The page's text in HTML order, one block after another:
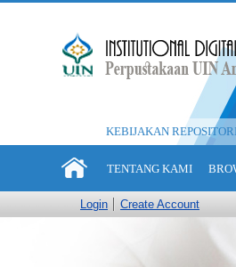
KEBIJAKAN
TENTANG KAMI
Login Create Account